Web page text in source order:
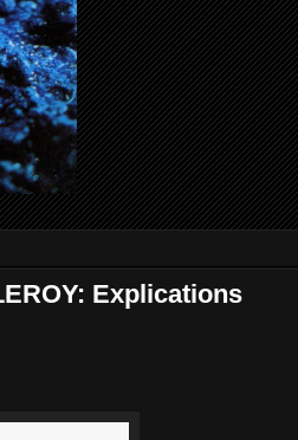
Explications